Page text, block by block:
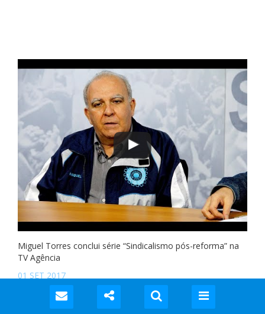
Miguel Torres conclui série “Sindicalismo pós-reforma” na
TV Agência
01 SET 2017